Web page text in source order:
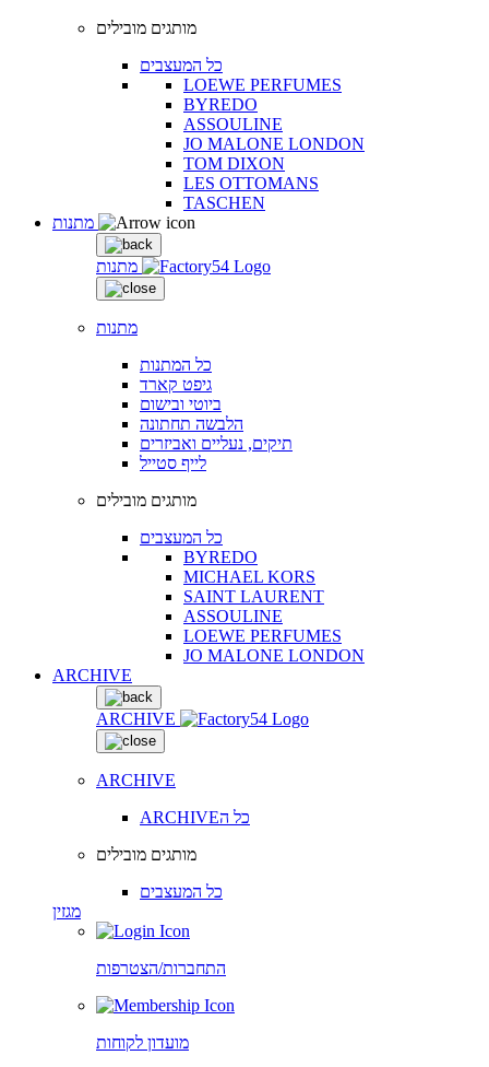
מותגים מובילים
כל המעצבים
LOEWE PERFUMES
BYREDO
ASSOULINE
JO MALONE LONDON
TOM DIXON
LES OTTOMANS
TASCHEN
מתנות
מתנות
כל המתנות
גיפט קארד
ביוטי ובישום
הלבשה תחתונה
תיקים, נעליים ואביזרים
לייף סטייל
מותגים מובילים
כל המעצבים
BYREDO
MICHAEL KORS
SAINT LAURENT
ASSOULINE
LOEWE PERFUMES
JO MALONE LONDON
ARCHIVE
ARCHIVE
ARCHIVE
ARCHIVEכל ה
מותגים מובילים
כל המעצבים
מגזין
התחברות/הצטרפות
מועדון לקוחות